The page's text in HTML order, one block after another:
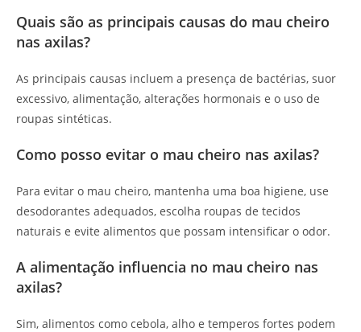
Quais são as principais causas do mau cheiro
nas axilas?
As principais causas incluem a presença de bactérias, suor
excessivo, alimentação, alterações hormonais e o uso de
roupas sintéticas.
Como posso evitar o mau cheiro nas axilas?
Para evitar o mau cheiro, mantenha uma boa higiene, use
desodorantes adequados, escolha roupas de tecidos
naturais e evite alimentos que possam intensificar o odor.
A alimentação influencia no mau cheiro nas
axilas?
Sim, alimentos como cebola, alho e temperos fortes podem